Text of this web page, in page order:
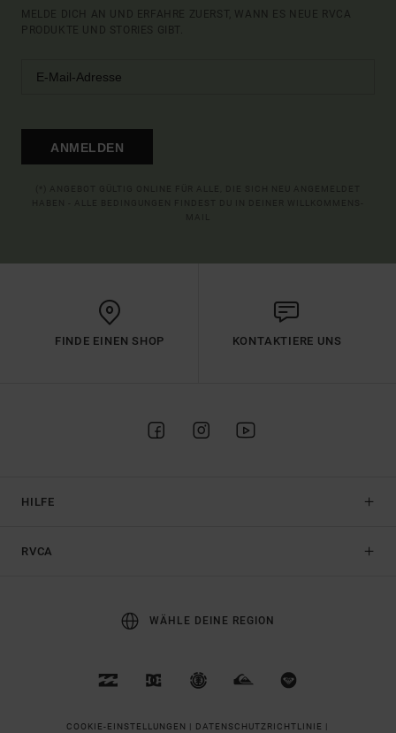
MELDE DICH AN UND ERFAHRE ZUERST, WANN ES NEUE RVCA
PRODUKTE UND STORIES GIBT.
ANMELDEN
FINDE EINEN SHOP KONTAKTIERE UNS
HILFE
RVCA
WÄHLE DEINE REGION
COOKIE-EINSTELLUNGEN | DATENSCHUTZRICHTLINIE |